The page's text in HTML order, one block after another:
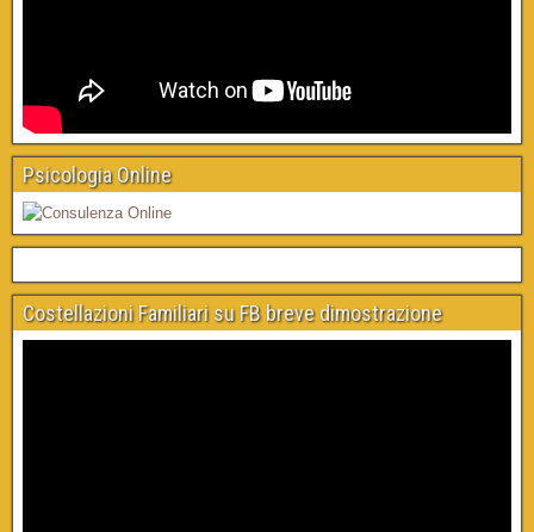
Psicologia Online
Costellazioni Familiari su FB breve dimostrazione